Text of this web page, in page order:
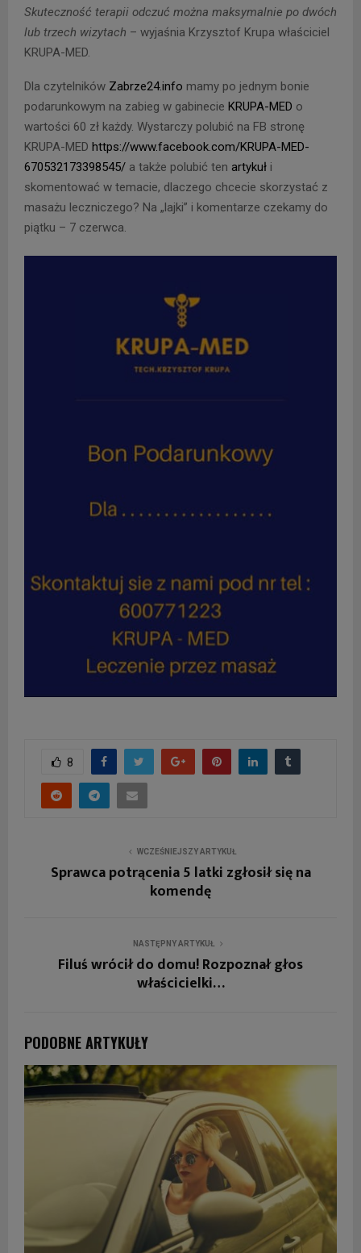
Skuteczność terapii odczuć można maksymalnie po dwóch
lub trzech wizytach – wyjaśnia Krzysztof Krupa właściciel
KRUPA-MED.
Dla czytelników Zabrze24.info mamy po jednym bonie
podarunkowym na zabieg w gabinecie KRUPA-MED o
wartości 60 zł każdy. Wystarczy polubić na FB stronę
KRUPA-MED https://www.facebook.com/KRUPA-MED-
670532173398545/ a także polubić ten artykuł i
skomentować w temacie, dlaczego chcecie skorzystać z
masażu leczniczego? Na „lajki” i komentarze czekamy do
piątku – 7 czerwca.
8
WCZEŚNIEJSZY ARTYKUŁ
Sprawca potrącenia 5 latki zgłosił się na
komendę
NASTĘPNY ARTYKUŁ
Filuś wrócił do domu! Rozpoznał głos
właścicielki…
PODOBNE ARTYKUŁY